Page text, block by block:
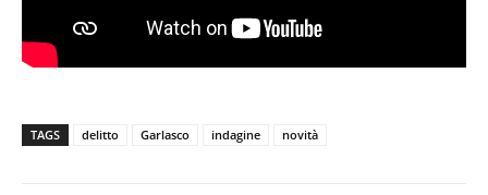
TAGS delitto Garlasco indagine novità